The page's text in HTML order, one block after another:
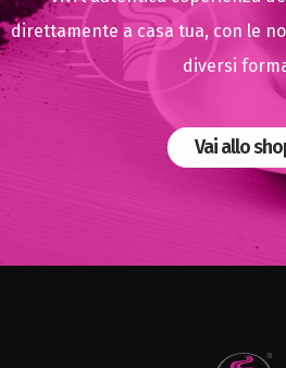
direttamente a casa tua, con le
diversi
Vai allo